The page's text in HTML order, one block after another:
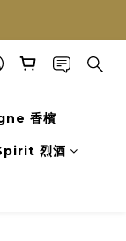
香檳
烈酒